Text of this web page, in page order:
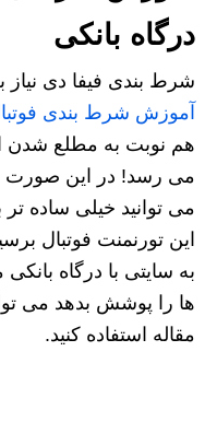
درگاه بانکی
شرط بندی فیفا دی نیاز
آموزش شرط بندی
هم نوبت به مطلع شدن
می رسد! در این صورت
می توانید خیلی ساده تر
این تورنمنت فوتبال
به سایتی با درگاه
ها را پوشش بدهد می
مقاله استفاده کنید.